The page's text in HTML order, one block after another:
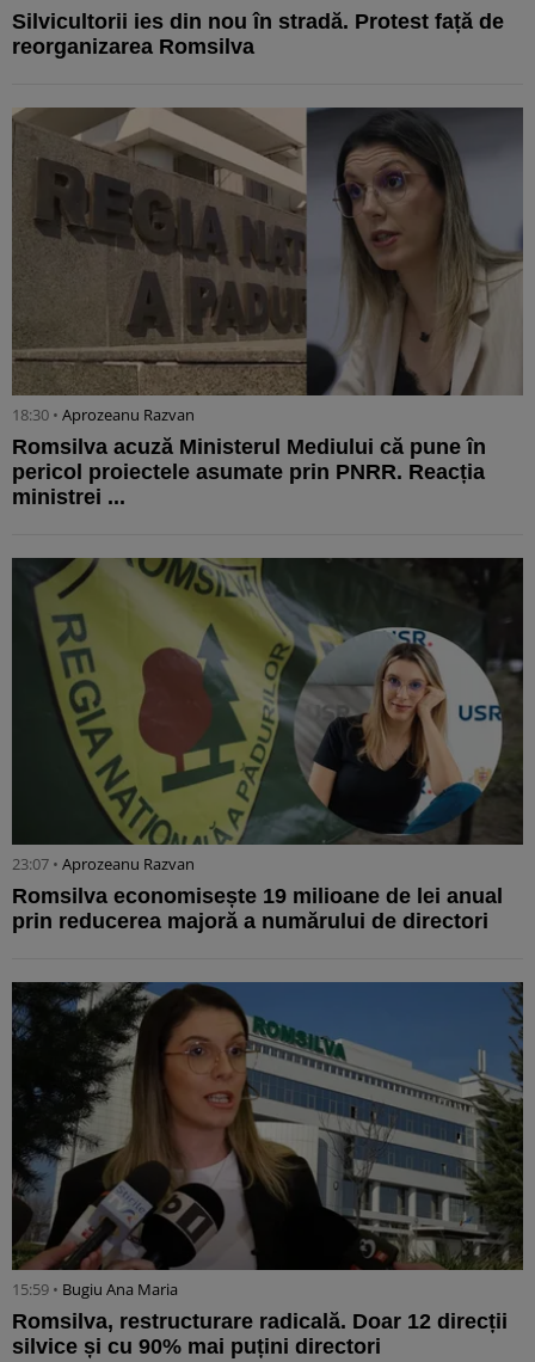
Silvicultorii ies din nou în stradă. Protest față de
reorganizarea Romsilva
18:30 • Aprozeanu Razvan
Romsilva acuză Ministerul Mediului că pune în
pericol proiectele asumate prin PNRR. Reacția
ministrei ...
23:07 • Aprozeanu Razvan
Romsilva economisește 19 milioane de lei anual
prin reducerea majoră a numărului de directori
15:59 • Bugiu ⁠Ana Maria
Romsilva, restructurare radicală. Doar 12 direcții
silvice și cu 90% mai puțini directori